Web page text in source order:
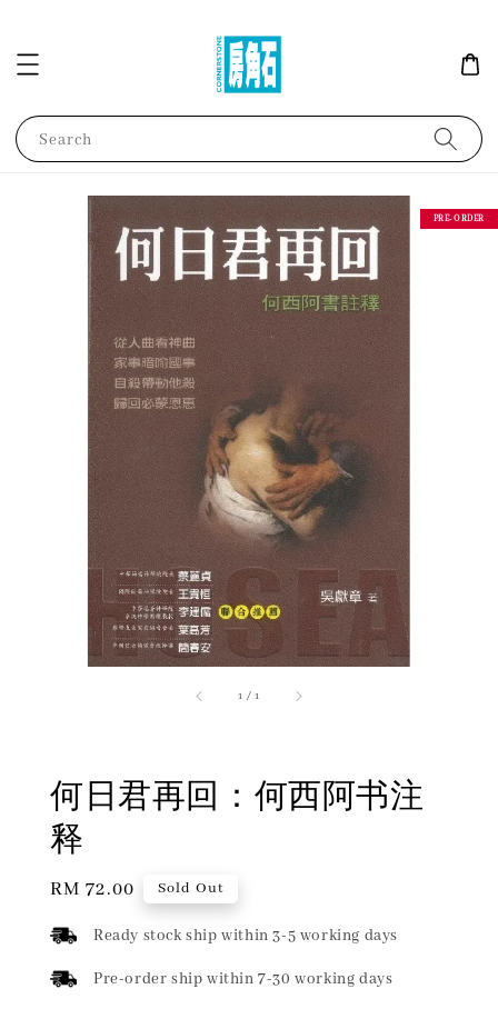
Search
1 /1
PRE-ORDER
何日君再回：何西阿书注
释
Regular
RM 72.00 Sold Out
Ready stock ship within 3-5 working days
Pre-order ship within 7-30 working days